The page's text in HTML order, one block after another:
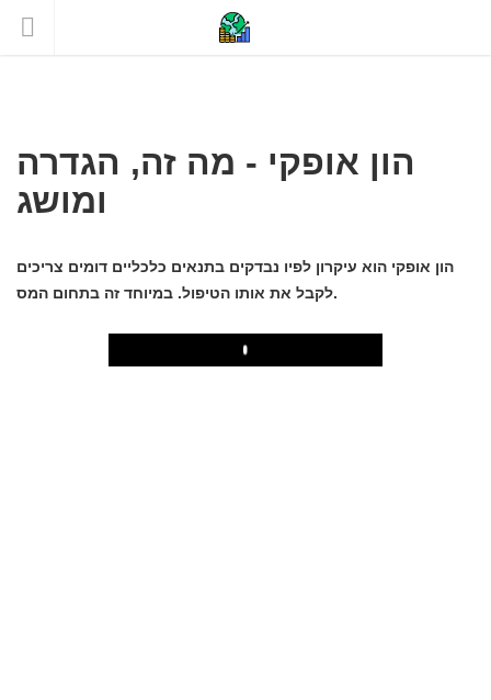
הון אופקי - מה זה, הגדרה
ומושג
הון אופקי הוא עיקרון לפיו נבדקים בתנאים כלכליים דומים צריכים
לקבל את אותו הטיפול. במיוחד זה בתחום המס.
Play